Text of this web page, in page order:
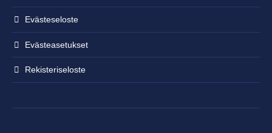
Evästeseloste
Evästeasetukset
Rekisteri­seloste